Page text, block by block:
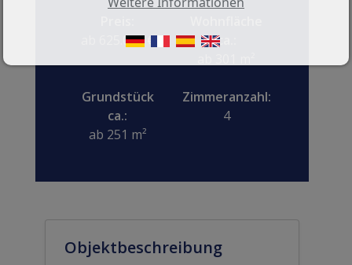
ab 625.000 €
ca.:
Grundstück
ca.:
ab 251 m²
Zimmeranzahl:
4
Objektbeschreibung